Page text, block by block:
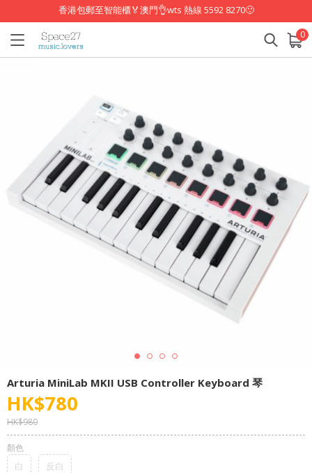
香港包郵至智能櫃🏅澳門👌wts 熱線 5592 8270🙂
0
已加入購物車 查看
Arturia MiniLab MKII USB Controller Keyboard 琴
HK$780
HK$980
顏色
白 反白